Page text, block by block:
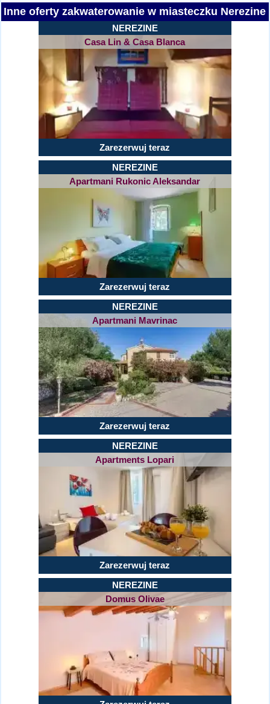
Inne oferty zakwaterowanie w miasteczku Nerezine
NEREZINE
Casa Lin & Casa Blanca
Zarezerwuj teraz
NEREZINE
Apartmani Rukonic Aleksandar
Zarezerwuj teraz
NEREZINE
Apartmani Mavrinac
Zarezerwuj teraz
NEREZINE
Apartments Lopari
Zarezerwuj teraz
NEREZINE
Domus Olivae